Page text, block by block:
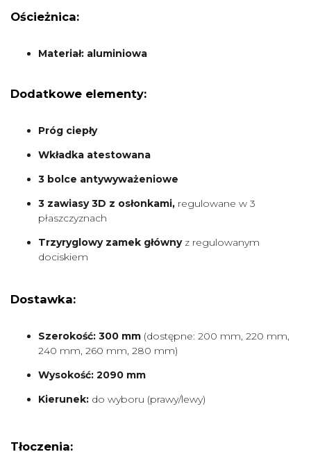
Ościeżnica:
Materiał: aluminiowa
Dodatkowe elementy:
Próg ciepły
Wkładka atestowana
3 bolce antywyważeniowe
3 zawiasy 3D z osłonkami, regulowane w 3
płaszczyznach
Trzyryglowy zamek głównyz regulowanym
dociskiem
Dostawka:
Szerokość: 300 mm (dostępne: 200 mm, 220 mm,
240 mm, 260 mm, 280 mm)
Wysokość: 2090 mm
Kierunek: do wyboru (prawy/lewy)
Tłoczenia: